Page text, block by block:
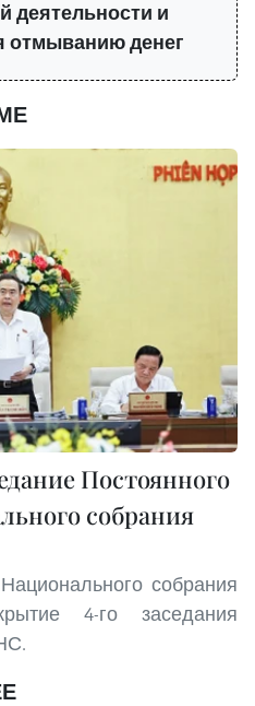
деятельности и
отмыванию денег
Постоянного
собрания
собрания
4-го заседания